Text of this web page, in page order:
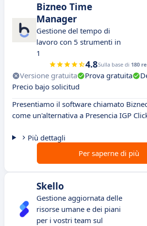
Bizneo Time
Manager
Gestione del tempo di
lavoro con 5 strumenti in
1
4.8Sulla base di 180
Versione gratuita Prova gratuita
Precio bajo solicitud
Presentiamo il software chiamato
come un'alternativa a Presencia IGP
Più dettagli
Per saperne di più
Skello
Gestione aggiornata delle
risorse umane e dei piani
per i vostri team sul